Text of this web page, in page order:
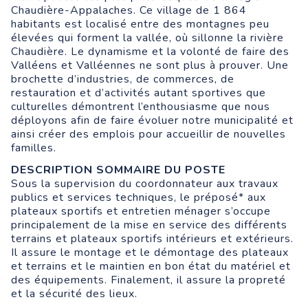
Chaudière-Appalaches. Ce village de 1 864
habitants est localisé entre des montagnes peu
élevées qui forment la vallée, où sillonne la rivière
Chaudière. Le dynamisme et la volonté de faire des
Valléens et Valléennes ne sont plus à prouver. Une
brochette d’industries, de commerces, de
restauration et d’activités autant sportives que
culturelles démontrent l’enthousiasme que nous
déployons afin de faire évoluer notre municipalité et
ainsi créer des emplois pour accueillir de nouvelles
familles.
DESCRIPTION SOMMAIRE DU POSTE
Sous la supervision du coordonnateur aux travaux
publics et services techniques, le préposé* aux
plateaux sportifs et entretien ménager s’occupe
principalement de la mise en service des différents
terrains et plateaux sportifs intérieurs et extérieurs.
Il assure le montage et le démontage des plateaux
et terrains et le maintien en bon état du matériel et
des équipements. Finalement, il assure la propreté
et la sécurité des lieux.